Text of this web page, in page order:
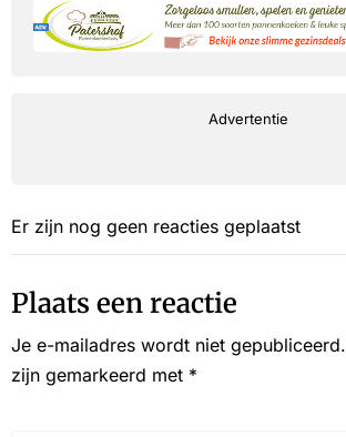
Advertentie
Er zijn nog geen reacties geplaatst
Plaats een reactie
Je e-mailadres wordt niet gepubliceerd.
zijn gemarkeerd met *